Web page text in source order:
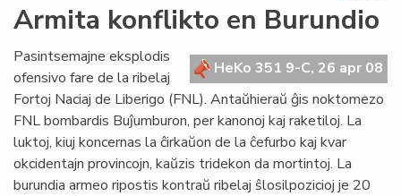
Armita konflikto en Burundio
HeKo 351 9-C, 26 apr 08
Pasintsemajne eksplodis
ofensivo fare de la ribelaj
Fortoj Naciaj de Liberigo (FNL). Antaŭhieraŭ ĝis noktomezo
FNL bombardis Buĵumburon, per kanonoj kaj raketiloj. La
luktoj, kiuj koncernas la ĉirkaŭon de la ĉefurbo kaj kvar
okcidentajn provincojn, kaŭzis tridekon da mortintoj. La
burundia armeo ripostis kontraŭ ribelaj ŝlosilpozicioj je 20